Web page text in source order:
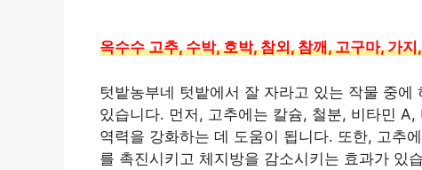
옥수수 고추, 수박, 호박, 참외, 참깨, 고구마, 가
텃밭농부네 텃밭에서 잘 자라고 있는 작물 중
있습니다. 먼저, 고추에는 칼슘, 철분, 비타민
역력을 강화하는 데 도움이 됩니다. 또한, 고추
를 촉진시키고 체지방을 감소시키는 효과가 있